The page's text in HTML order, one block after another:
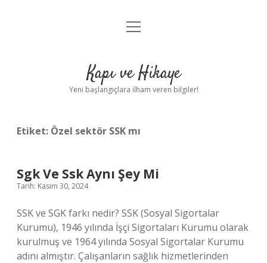
Anasayfa
Yasal Uyarı
menüyü
Kapı ve Hikaye
Yeni başlangıçlara ilham veren bilgiler!
Etiket: Özel sektör SSK mı
Sgk Ve Ssk Aynı Şey Mi
Tarih: Kasım 30, 2024
SSK ve SGK farkı nedir? SSK (Sosyal Sigortalar
Kurumu), 1946 yılında İşçi Sigortaları Kurumu olarak
kurulmuş ve 1964 yılında Sosyal Sigortalar Kurumu
adını almıştır. Çalışanların sağlık hizmetlerinden